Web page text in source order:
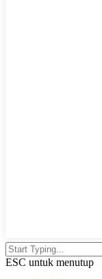
ESC untuk menutup